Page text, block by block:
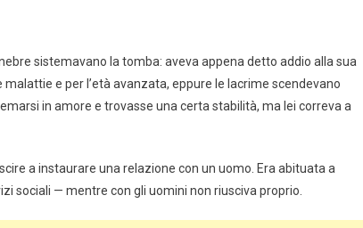
sistemavano la tomba: aveva appena detto addio alla sua
e per l’età avanzata, eppure le lacrime scendevano
in amore e trovasse una certa stabilità, ma lei correva a
a instaurare una relazione con un uomo. Era abituata a
sociali — mentre con gli uomini non riusciva proprio.